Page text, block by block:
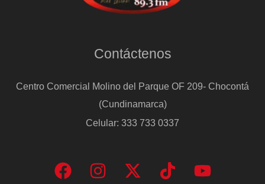
Contáctenos
Centro Comercial Molino del Parque OF 209- Chocontá
(Cundinamarca)
Celular: 333 733 0337